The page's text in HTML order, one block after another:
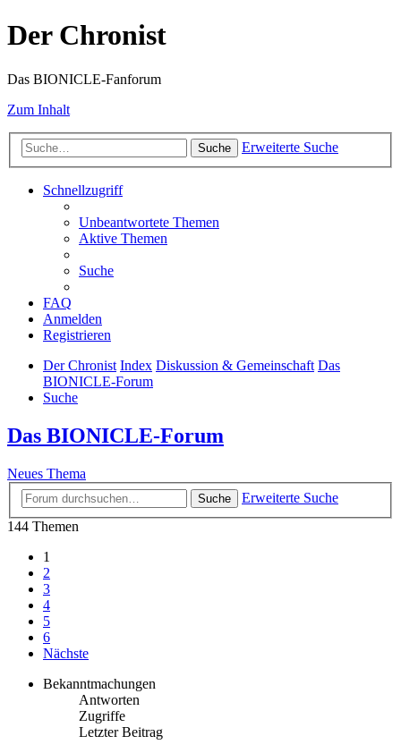
Der Chronist
Das BIONICLE-Fanforum
Zum Inhalt
Suche Erweiterte Suche
Schnellzugriff
Unbeantwortete Themen
Aktive Themen
Suche
FAQ
Anmelden
Registrieren
Der Chronist Index Diskussion & Gemeinschaft Das
BIONICLE-Forum
Suche
Das BIONICLE-Forum
Neues Thema
Suche
Erweiterte Suche
144 Themen
1
2
3
4
5
6
Nächste
Bekanntmachungen
Antworten
Zugriffe
Letzter Beitrag